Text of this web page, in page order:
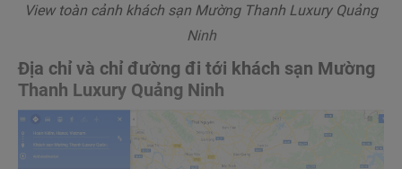
View toàn cảnh khách sạn Mường Thanh Luxury Quảng
Ninh
Địa chỉ và chỉ đường đi tới khách sạn Mường
Thanh Luxury Quảng Ninh